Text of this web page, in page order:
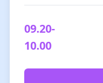
09.20-
10.00